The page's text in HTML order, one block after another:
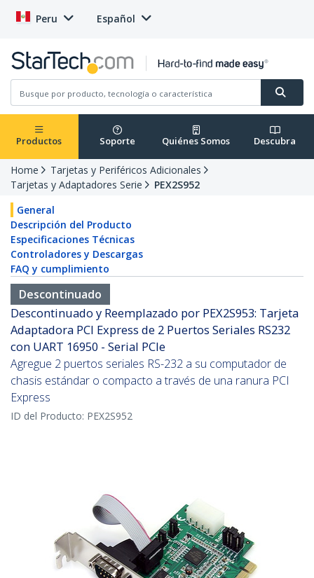
Peru Español
Productos Soporte Quiénes Somos Descubra
Home
Tarjetas y Periféricos Adicionales
Tarjetas y Adaptadores Serie
PEX2S952
General
Descripción del Producto
Especificaciones Técnicas
Controladores y Descargas
FAQ y cumplimiento
Descontinuado
Descontinuado y Reemplazado por PEX2S953: Tarjeta
Adaptadora PCI Express de 2 Puertos Seriales RS232
con UART 16950 - Serial PCIe
Agregue 2 puertos seriales RS-232 a su computador de
chasis estándar o compacto a través de una ranura PCI
Express
ID del Producto: PEX2S952